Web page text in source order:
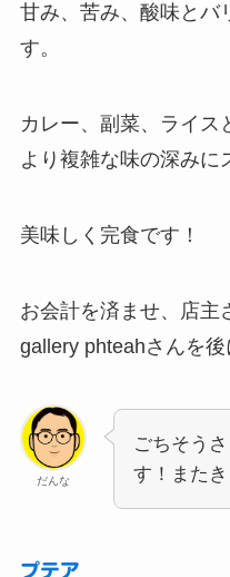
甘み、苦み、酸味とバ
す。
カレー、副菜、ライス
より複雑な味の深みに
美味しく完食です！
お会計を済ませ、店主
gallery phteahさんを後
だんな
ごちそう
す！またき
プテア